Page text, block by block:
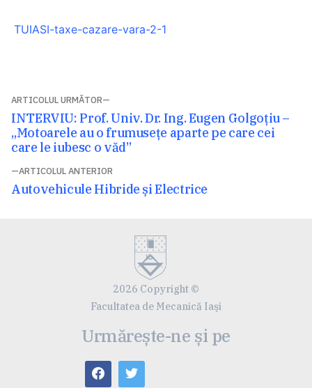
TUIASI-taxe-cazare-vara-2-1
Navigare
în
articole
ARTICOLUL ANTERIOR
Articolul
Autovehicule Hibride și Electrice
ARTICOLUL URMĂTOR
Articolul
următor:
INTERVIU: Prof. Univ. Dr. Ing. Eugen Golgoţiu –
„Motoarele au o frumusețe aparte pe care cei
care le iubesc o văd”
2026 Copyright ©
Facultatea de Mecanică Iaşi
Urmărește-ne și pe